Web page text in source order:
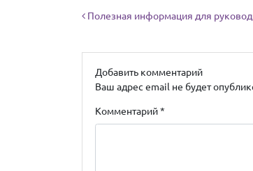
Навигация по
Полезная информация для
Добавить комментарий
Ваш адрес email не будет
Комментарий*